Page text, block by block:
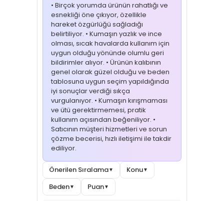
• Birçok yorumda ürünün rahatlığı ve
esnekliği öne çıkıyor, özellikle
hareket özgürlüğü sağladığı
belirtiliyor. • Kumaşın yazlık ve ince
olması, sıcak havalarda kullanım için
uygun olduğu yönünde olumlu geri
bildirimler alıyor. • Ürünün kalıbının
genel olarak güzel olduğu ve beden
tablosuna uygun seçim yapıldığında
iyi sonuçlar verdiği sıkça
vurgulanıyor. • Kumaşın kırışmaması
ve ütü gerektirmemesi, pratik
kullanım açısından beğeniliyor. •
Satıcının müşteri hizmetleri ve sorun
çözme becerisi, hızlı iletişimi ile takdir
ediliyor.
Önerilen Sıralama▼ Konu▼
Beden▼ Puan▼